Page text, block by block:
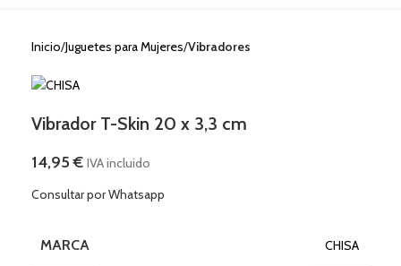
Inicio Juguetes para Mujeres Vibradores
Vibrador T-Skin 20 x 3,3 cm
14,95€ IVA incluido
Consultar por Whatsapp
MARCA CHISA